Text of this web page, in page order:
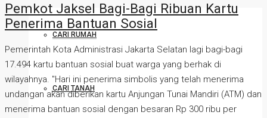
CARI RUMAH
CARI TANAH
Pemkot Jaksel Bagi-Bagi Ribuan Kartu
Penerima Bantuan Sosial
Pemerintah Kota Administrasi Jakarta Selatan lagi bagi-bagi
17.494 kartu bantuan sosial buat warga yang berhak di
wilayahnya. "Hari ini penerima simbolis yang telah menerima
undangan akan diberikan kartu Anjungan Tunai Mandiri (ATM) dan
menerima bantuan sosial dengan besaran Rp 300 ribu per